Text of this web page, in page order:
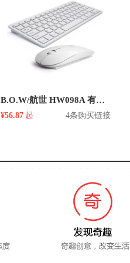
B.O.W/航世 HW098A 有线无线2.4G 键鼠套装
¥56.87 起 4条购买链接